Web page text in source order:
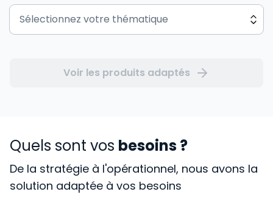
Voir les produits adaptés
Quels sont vos besoins ?
De la stratégie à l'opérationnel, nous avons la
solution adaptée à vos besoins